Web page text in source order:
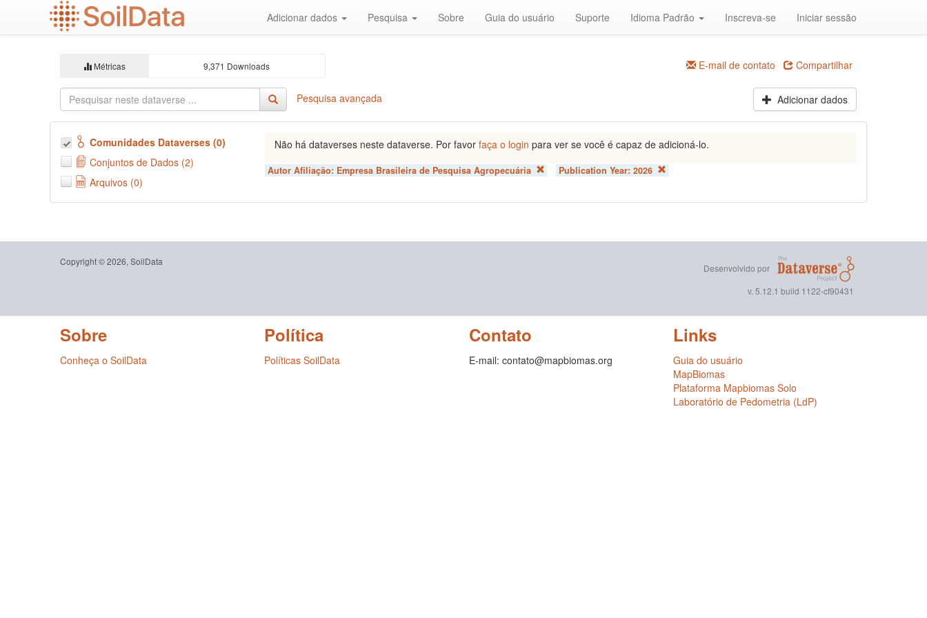
Adicionar dados Pesquisa Sobre Guia do usuário Suporte Idioma Padrão Inscreva-se Iniciar sessão
Métricas 9,371 Downloads E-mail de contato Compartilhar
Pesquisa avançada Adicionar dados
Comunidades Dataverses (0)
Conjuntos de Dados (2)
Arquivos (0)
Não há dataverses neste dataverse. Por favor faça o login para ver se você é capaz de adicioná-lo.
Autor Afiliação: Empresa Brasileira de Pesquisa Agropecuária Publication Year: 2026
Copyright © 2026, SoilData
Desenvolvido por
v. 5.12.1 build 1122-cf90431
Sobre
Conheça o SoilData
Política
Políticas SoilData
Contato
E-mail: contato@mapbiomas.org
Links
Guia do usuário
MapBiomas
Plataforma Mapbiomas Solo
Laboratório de Pedometria (LdP)